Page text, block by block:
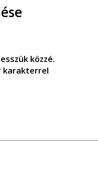
közzé.
karakterrel